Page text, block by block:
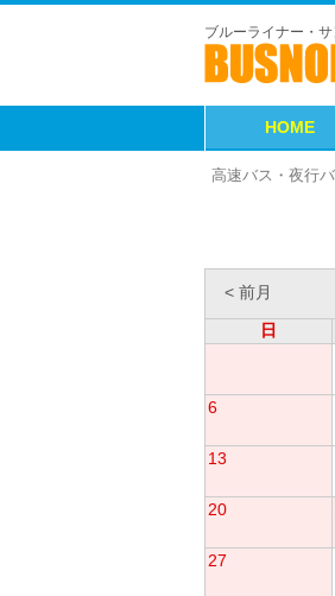
ブルーライナー・
HOME
高速バス・夜行
< 前月
日
6
13
20
27